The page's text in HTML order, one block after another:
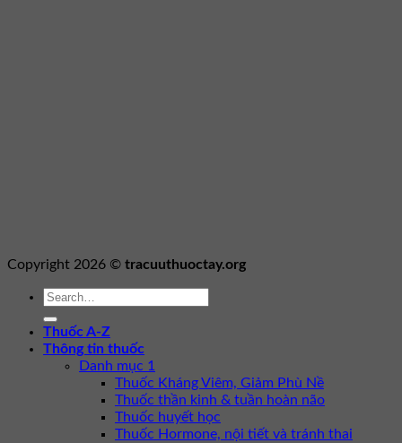
Copyright 2026 © tracuuthuoctay.org
Thuốc A-Z
Thông tin thuốc
Danh mục 1
Thuốc Kháng Viêm, Giảm Phù Nề
Thuốc thần kinh & tuần hoàn não
Thuốc huyết học
Thuốc Hormone, nội tiết và tránh thai